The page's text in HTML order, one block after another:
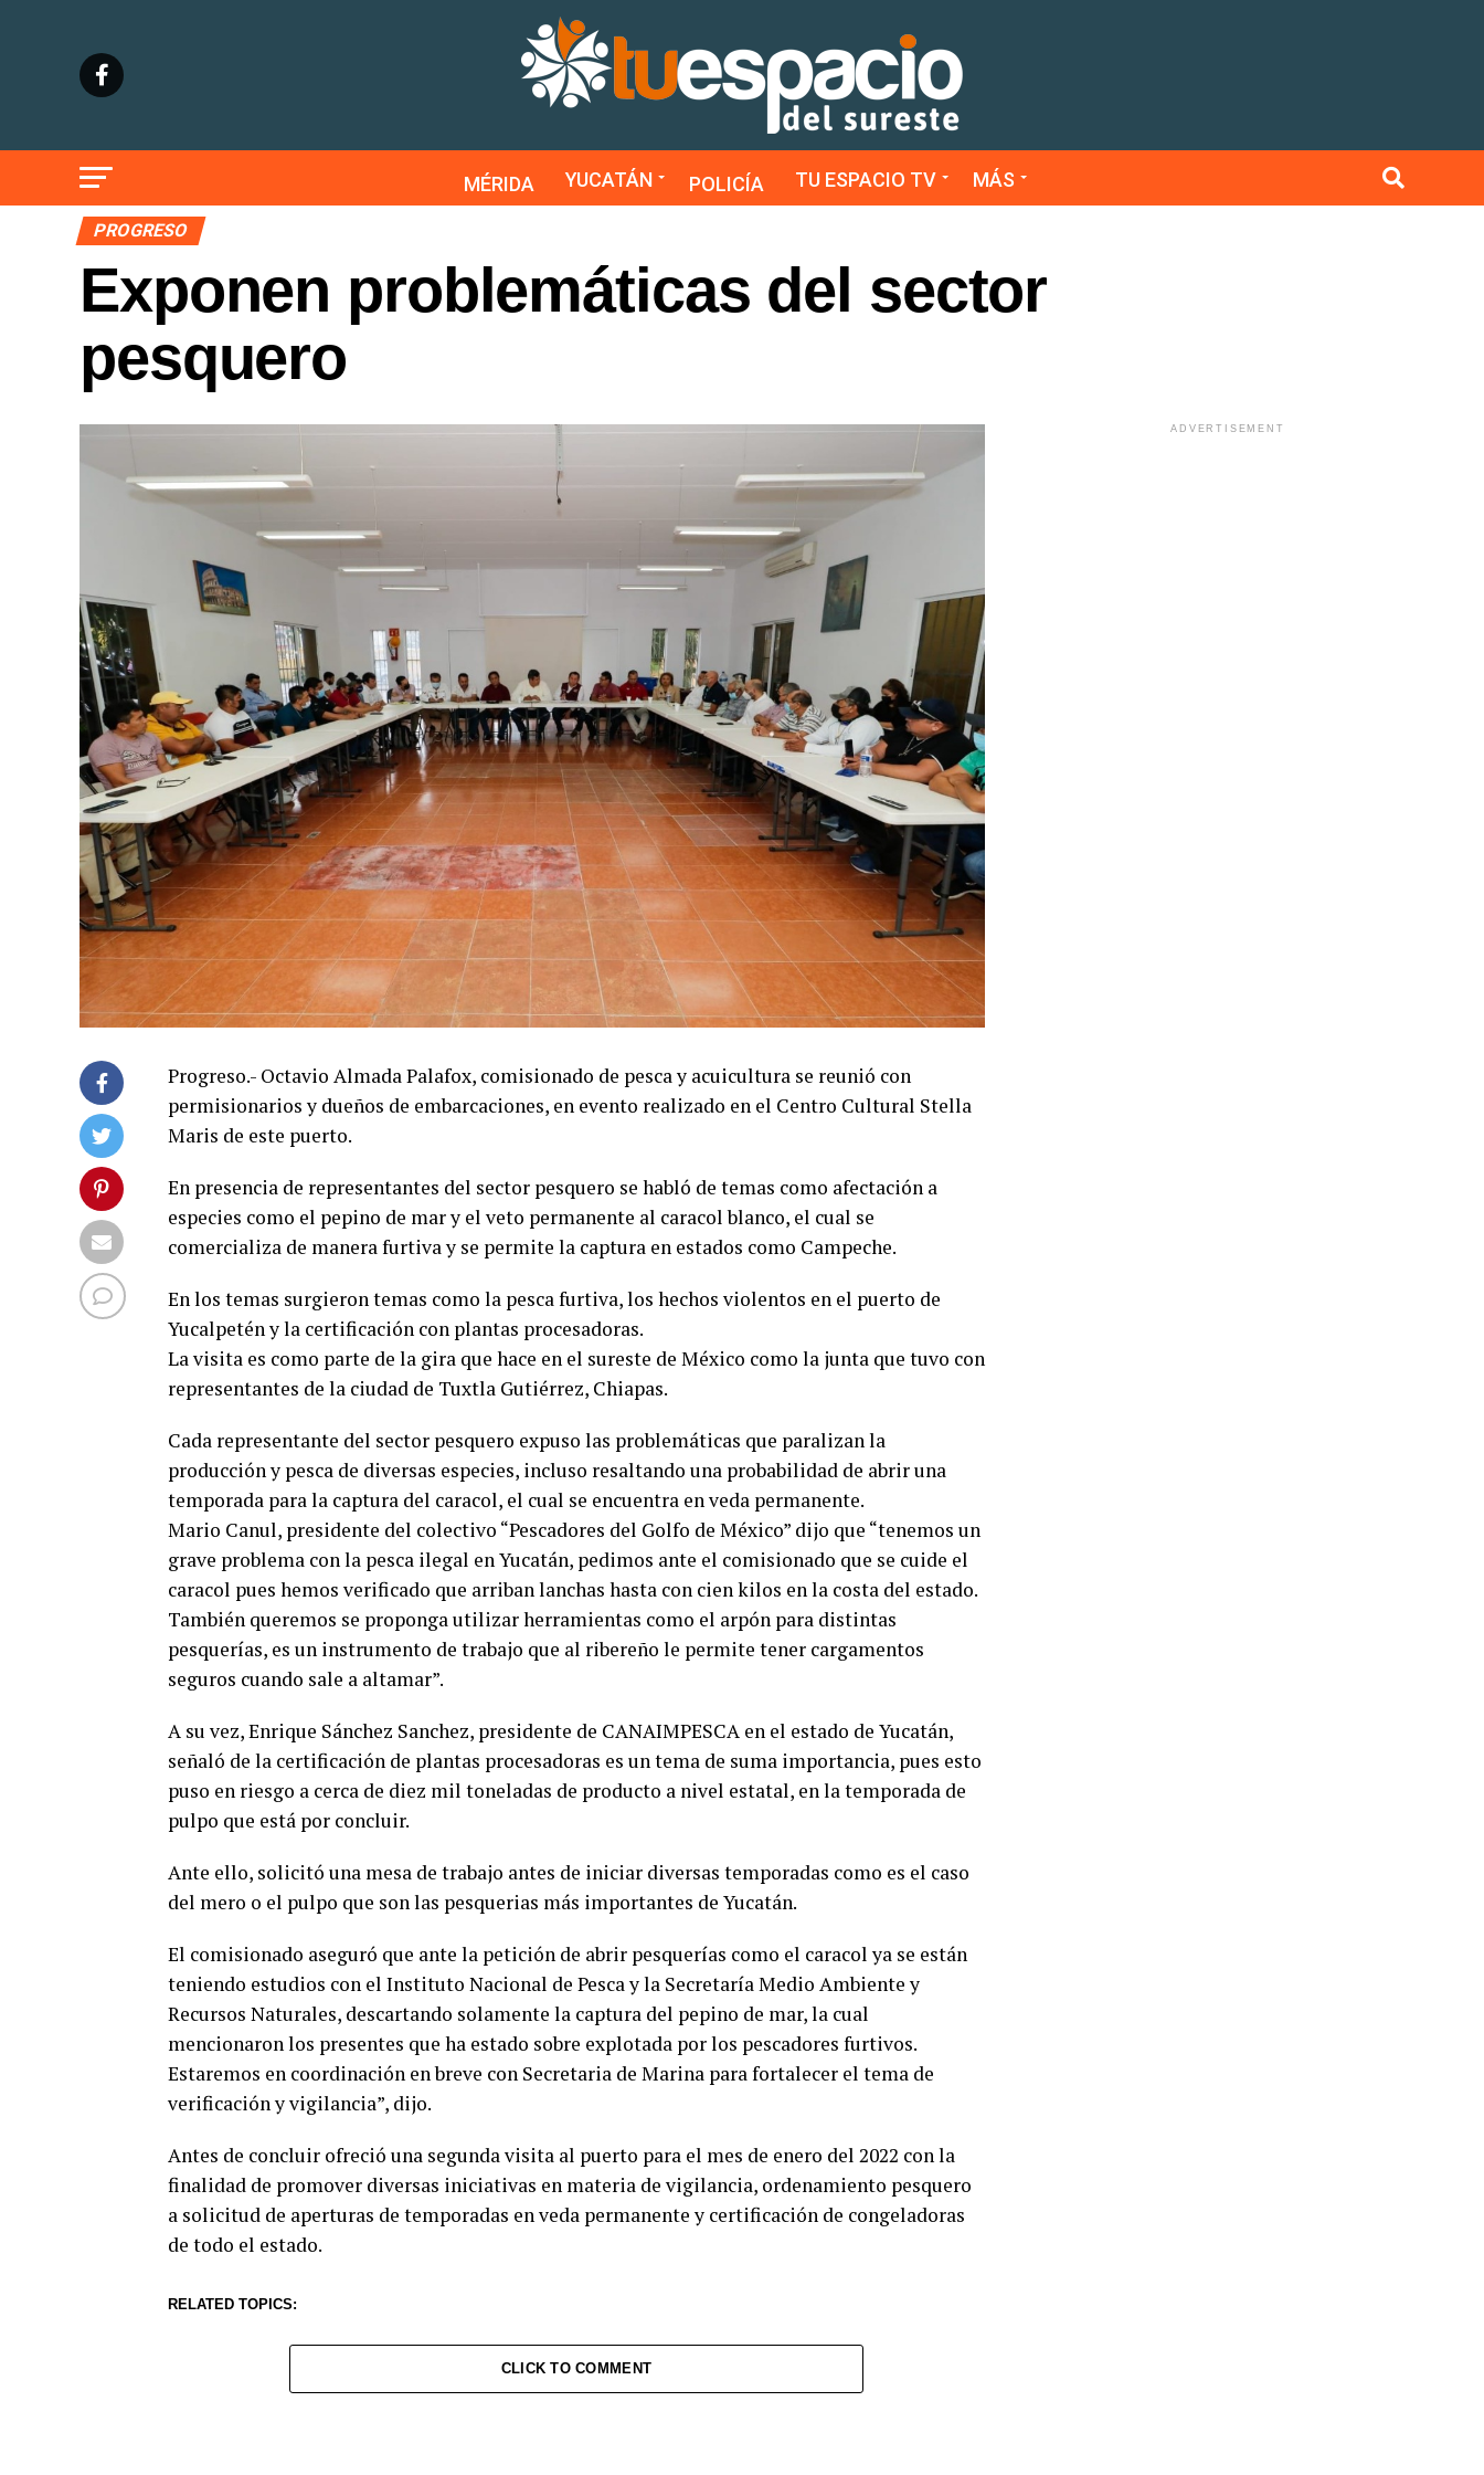
MÉRIDA YUCATÁN POLICÍA TU ESPACIO TV MÁS
PROGRESO
Exponen problemáticas del sector
pesquero
Progreso.- Octavio Almada Palafox, comisionado de pesca y acuicultura se reunió con
permisionarios y dueños de embarcaciones, en evento realizado en el Centro Cultural Stella
Maris de este puerto.
En presencia de representantes del sector pesquero se habló de temas como afectación a
especies como el pepino de mar y el veto permanente al caracol blanco, el cual se
comercializa de manera furtiva y se permite la captura en estados como Campeche.
En los temas surgieron temas como la pesca furtiva, los hechos violentos en el puerto de
Yucalpetén y la certificación con plantas procesadoras.
La visita es como parte de la gira que hace en el sureste de México como la junta que tuvo con
representantes de la ciudad de Tuxtla Gutiérrez, Chiapas.
Cada representante del sector pesquero expuso las problemáticas que paralizan la
producción y pesca de diversas especies, incluso resaltando una probabilidad de abrir una
temporada para la captura del caracol, el cual se encuentra en veda permanente.
Mario Canul, presidente del colectivo “Pescadores del Golfo de México” dijo que “tenemos un
grave problema con la pesca ilegal en Yucatán, pedimos ante el comisionado que se cuide el
caracol pues hemos verificado que arriban lanchas hasta con cien kilos en la costa del estado.
También queremos se proponga utilizar herramientas como el arpón para distintas
pesquerías, es un instrumento de trabajo que al ribereño le permite tener cargamentos
seguros cuando sale a altamar”.
A su vez, Enrique Sánchez Sanchez, presidente de CANAIMPESCA en el estado de Yucatán,
señaló de la certificación de plantas procesadoras es un tema de suma importancia, pues esto
puso en riesgo a cerca de diez mil toneladas de producto a nivel estatal, en la temporada de
pulpo que está por concluir.
Ante ello, solicitó una mesa de trabajo antes de iniciar diversas temporadas como es el caso
del mero o el pulpo que son las pesquerias más importantes de Yucatán.
El comisionado aseguró que ante la petición de abrir pesquerías como el caracol ya se están
teniendo estudios con el Instituto Nacional de Pesca y la Secretaría Medio Ambiente y
Recursos Naturales, descartando solamente la captura del pepino de mar, la cual
mencionaron los presentes que ha estado sobre explotada por los pescadores furtivos.
Estaremos en coordinación en breve con Secretaria de Marina para fortalecer el tema de
verificación y vigilancia”, dijo.
Antes de concluir ofreció una segunda visita al puerto para el mes de enero del 2022 con la
finalidad de promover diversas iniciativas en materia de vigilancia, ordenamiento pesquero
a solicitud de aperturas de temporadas en veda permanente y certificación de congeladoras
de todo el estado.
RELATED TOPICS:
CLICK TO COMMENT
ADVERTISEMENT